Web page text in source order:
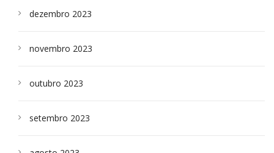
dezembro 2023
novembro 2023
outubro 2023
setembro 2023